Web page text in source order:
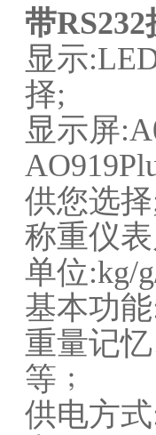
带
显示
择;
显示屏
供您选
称重仪
单位:kg/
基本功
重量记
等﹔
供电方